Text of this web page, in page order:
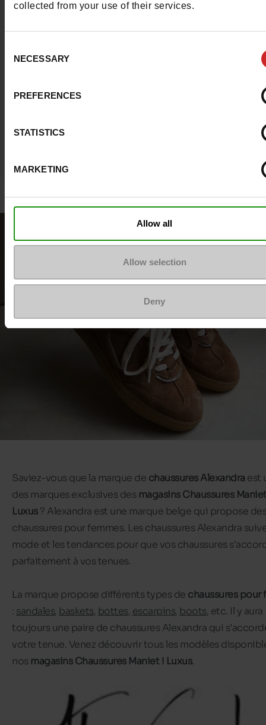
collected from your use of their services.
Selection
NECESSARY
PREFERENCES
STATISTICS
MARKETING
Allow all
Allow selection
Deny
la communauté Maniet!Luxus.En savoir plus
Saviez-vous que la marque de chaussures Alexandra est
des marques exclusives des magasins Chaussures
Luxus? Alexandra est une marque belge qui propose des
chaussures pour femmes. Les chaussures Alexandra
mode et les tendances pour que vos chaussures
parfaitement à vos tenues.
La marque propose différents types de chaussures pour
: sandales, baskets, bottes, escarpins, boots, etc. Il y aura
toujours une paire de chaussures Alexandra qui
votre tenue. Venez découvrir tous les modèles
nos magasins Chaussures Maniet ! Luxus.